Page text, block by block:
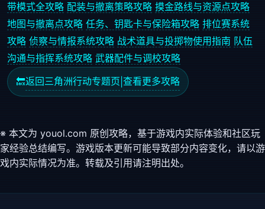
带模式全攻略 配装与撤离策略攻略 摸金路线与资源点攻略
地图与撤离点攻略 任务、钥匙卡与保险箱攻略 排位赛系统
攻略 侦察与情报系统攻略 战术道具与投掷物使用指南 队伍
沟通与指挥系统攻略 武器配件与调校攻略
🔙返回三角洲行动专题页 查看更多攻略
※ 本文为 youol.com 原创攻略，基于游戏内实际体验和社区玩
家经验总结编写。游戏版本更新可能导致部分内容变化，请以游
戏内实际情况为准。转载及引用请注明出处。